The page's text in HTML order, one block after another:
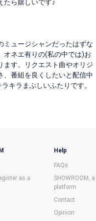
たら嬉しいです♪
ミュージシャンだったはずな
オネエ有りの(私の中では)お
ます。リクエスト曲やオリジ
、番組を良くしたいと配信中
キラまぶしいふたりです。
as a
Help
FAQs
SHOWROOM,
platform
Contact
Opinion